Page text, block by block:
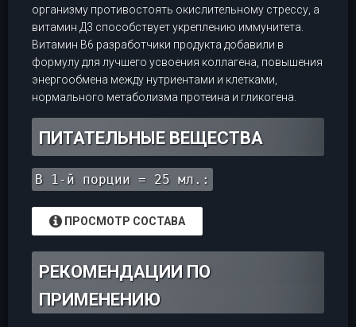
организму противостоять окислительному стрессу, а
витамин Д3 способствует укреплению иммунитета.
Витамин B6 разработчики продукта добавили в
формулу для лучшего усвоения коллагена, повышения
энергообмена между нутриентами и клетками,
нормального метаболизма протеина и гликогена.
ПИТАТЕЛЬНЫЕ ВЕЩЕСТВА
В 1-й порции = 25 мл.:
ПРОСМОТР СОСТАВА
РЕКОМЕНДАЦИИ ПО
ПРИМЕНЕНИЮ